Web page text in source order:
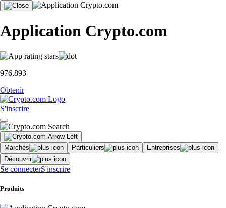
Application Crypto.com
976,893
Obtenir
S'inscrire
Marchés Particuliers
Entreprises
Découvrir
Se connecterS'inscrire
Produits